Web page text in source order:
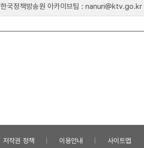
한국정책방송원 아카이브팀 : nanuri@ktv.go.kr
저작권 정책 이용안내 사이트맵